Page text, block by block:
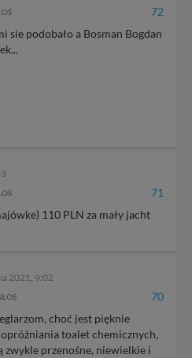
72
sie podobało a Bosman Bogdan
71
110 PLN za mały jacht
2021, 9:02
70
choć jest pięknie
toalet chemicznych,
zwykle przenośne, niewielkie i